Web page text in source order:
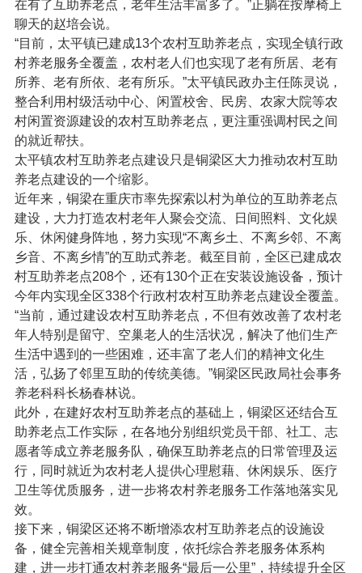
在有了互助养老点，老年生活丰富多了。”正躺在按摩椅上
聊天的赵培会说。
“目前，太平镇已建成13个农村互助养老点，实现全镇行政
村养老服务全覆盖，农村老人们也实现了老有所居、老有
所养、老有所依、老有所乐。”太平镇民政办主任陈灵说，
整合利用村级活动中心、闲置校舍、民房、农家大院等农
村闲置资源建设的农村互助养老点，更注重强调村民之间
的就近帮扶。
太平镇农村互助养老点建设只是铜梁区大力推动农村互助
养老点建设的一个缩影。
近年来，铜梁在重庆市率先探索以村为单位的互助养老点
建设，大力打造农村老年人聚会交流、日间照料、文化娱
乐、休闲健身阵地，努力实现“不离乡土、不离乡邻、不离
乡音、不离乡情”的互助式养老。截至目前，全区已建成农
村互助养老点208个，还有130个正在安装设施设备，预计
今年内实现全区338个行政村农村互助养老点建设全覆盖。
“当前，通过建设农村互助养老点，不但有效改善了农村老
年人特别是留守、空巢老人的生活状况，解决了他们生产
生活中遇到的一些困难，还丰富了老人们的精神文化生
活，弘扬了邻里互助的传统美德。”铜梁区民政局社会事务
养老科科长杨春林说。
此外，在建好农村互助养老点的基础上，铜梁区还结合互
助养老点工作实际，在各地分别组织党员干部、社工、志
愿者等成立养老服务队，确保互助养老点的日常管理及运
行，同时就近为农村老人提供心理慰藉、休闲娱乐、医疗
卫生等优质服务，进一步将农村养老服务工作落地落实见
效。
接下来，铜梁区还将不断增添农村互助养老点的设施设
备，健全完善相关规章制度，依托综合养老服务体系构
建，进一步打通农村养老服务“最后一公里”，持续提升全区